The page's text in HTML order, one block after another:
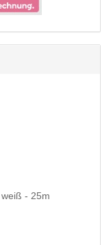
- 25m